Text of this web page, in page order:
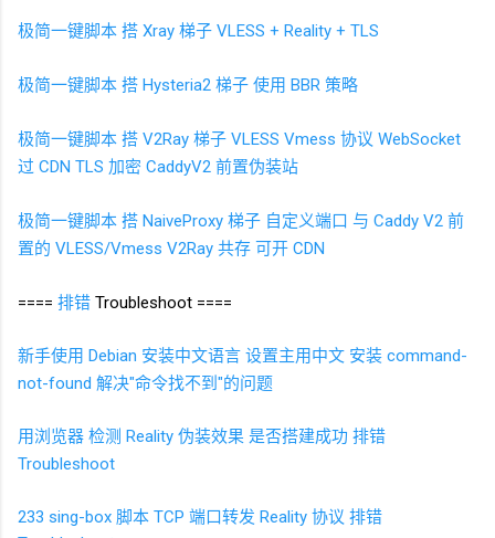
极简一键脚本 搭 Xray 梯子 VLESS + Reality + TLS
极简一键脚本 搭 Hysteria2 梯子 使用 BBR 策略
极简一键脚本 搭 V2Ray 梯子 VLESS Vmess 协议 WebSocket
过 CDN TLS 加密 CaddyV2 前置伪装站
极简一键脚本 搭 NaiveProxy 梯子 自定义端口 与 Caddy V2 前
置的 VLESS/Vmess V2Ray 共存 可开 CDN
==== 排错 Troubleshoot ====
新手使用 Debian 安装中文语言 设置主用中文 安装 command-
not-found 解决"命令找不到"的问题
用浏览器 检测 Reality 伪装效果 是否搭建成功 排错
Troubleshoot
233 sing-box 脚本 TCP 端口转发 Reality 协议 排错